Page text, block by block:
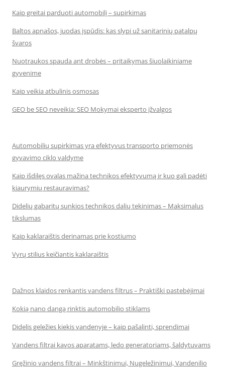
Kaip greitai parduoti automobilį – supirkimas
Baltos apnašos, juodas įspūdis: kas slypi už sanitarinių patalpų
švaros
Nuotraukos spauda ant drobės – pritaikymas šiuolaikiniame
gyvenime
Kaip veikia atbulinis osmosas
GEO be SEO neveikia: SEO Mokymai eksperto įžvalgos
Automobilių supirkimas yra efektyvus transporto priemonės
gyvavimo ciklo valdyme
Kaip išdilęs ovalas mažina technikos efektyvumą ir kuo gali padėti
kiaurymių restauravimas?
Didelių gabaritų sunkios technikos dalių tekinimas – Maksimalus
tikslumas
Kaip kaklaraištis derinamas prie kostiumo
Vyrų stilius keičiantis kaklaraištis
Dažnos klaidos renkantis vandens filtrus – Praktiški pastebėjimai
Kokią nano dangą rinktis automobilio stiklams
Didelis geležies kiekis vandenyje – kaip pašalinti, sprendimai
Vandens filtrai kavos aparatams, ledo generatoriams, šaldytuvams
Gręžinio vandens filtrai – Minkštinimui, Nugeležinimui, Vandenilio